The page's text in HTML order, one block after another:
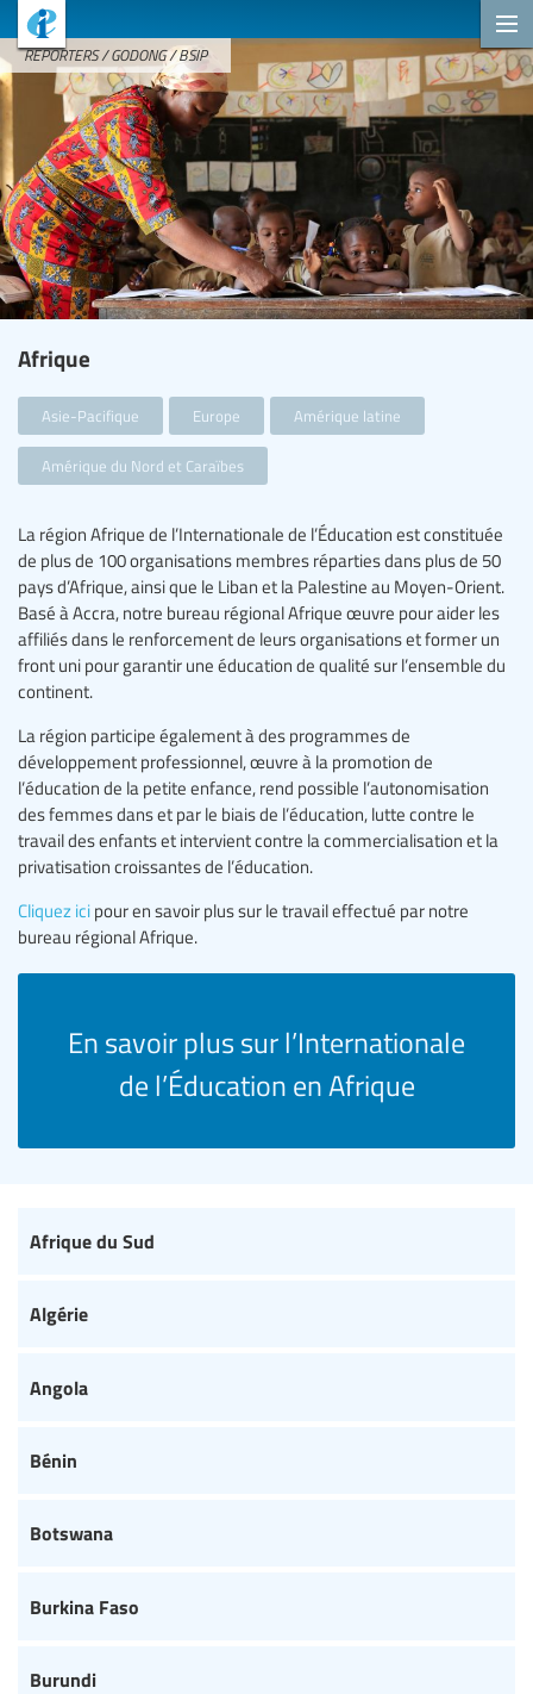
REPORTERS / GODONG / BSIP
Afrique
Asie-Pacifique Europe Amérique latine
Amérique du Nord et Caraïbes
La région Afrique de l’Internationale de l’Éducation est constituée
de plus de 100 organisations membres réparties dans plus de 50
pays d’Afrique, ainsi que le Liban et la Palestine au Moyen-Orient.
Basé à Accra, notre bureau régional Afrique œuvre pour aider les
affiliés dans le renforcement de leurs organisations et former un
front uni pour garantir une éducation de qualité sur l’ensemble du
continent.
La région participe également à des programmes de
développement professionnel, œuvre à la promotion de
l’éducation de la petite enfance, rend possible l’autonomisation
des femmes dans et par le biais de l’éducation, lutte contre le
travail des enfants et intervient contre la commercialisation et la
privatisation croissantes de l’éducation.
Cliquez ici pour en savoir plus sur le travail effectué par notre
bureau régional Afrique.
En savoir plus sur l’Internationale
de l’Éducation en Afrique
Afrique du Sud
Algérie
Angola
Bénin
Botswana
Burkina Faso
Burundi